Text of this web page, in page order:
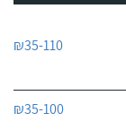
₪35-110
₪35-100